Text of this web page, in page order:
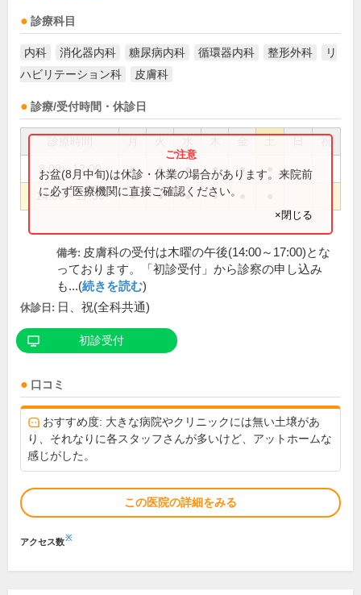
診療科目
内科 消化器内科 糖尿病内科 循環器内科 整形外科
リ
ハビリテーション科
皮膚科
診療/受付時間・休診日
祝
9:00～12:00 ● ● ● ● ●
14:00～17:30 ● ● ● ●
お盆(8月中旬)は休診・休業の場合があります。来院前
に必ず医療機関に直接ご確認ください。
×閉じる
備考: 皮膚科の受付は木曜の午後(14:00～17:00)とな
っております。「初診受付」から診察の申し込み
も...(続きを読む)
休診日: 日、祝(全科共通)
初診受付
口コミ
おすすめ度: 大きな病院やクリニックには無い土壌があ
り、それなりに各スタッフさんが多いけど、アットホームな
感じがした。
この医院の詳細をみる
アクセス数※